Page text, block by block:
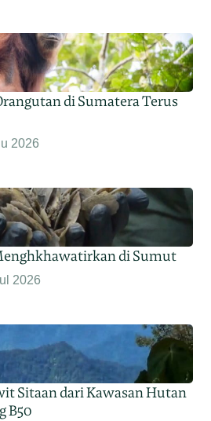
di Sumatera Terus
2026
di Sumut
2026
Sitaan dari Kawasan Hutan
B50